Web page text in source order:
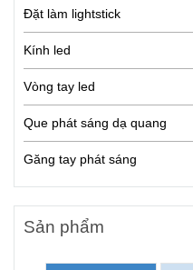
Đặt làm lightstick
Kính led
Vòng tay led
Que phát sáng dạ quang
Găng tay phát sáng
Sản phẩm